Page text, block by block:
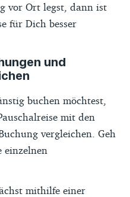
vor Ort legst, dann ist
für Dich besser
und
buchen möchtest,
mit den
vergleichen. Geh
mithilfe einer